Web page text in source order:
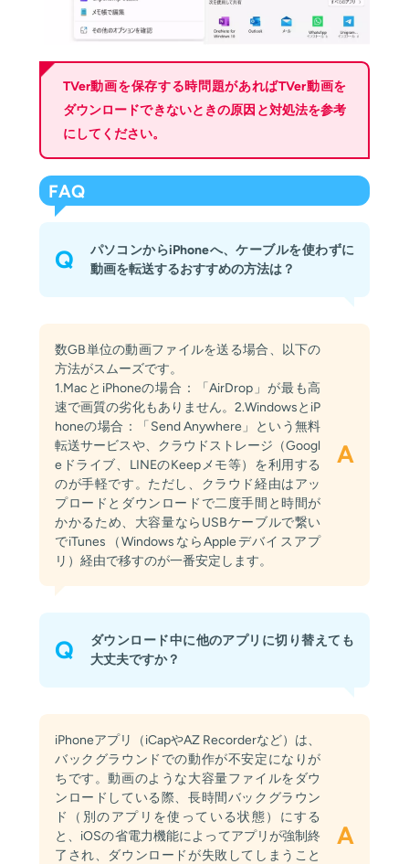
TVer動画を保存する時問題があればTVer動画を
ダウンロードできないときの原因と対処法を参考
にしてください。
FAQ
Q
パソコンからiPhoneへ、ケーブルを使わずに
動画を転送するおすすめの方法は？
数GB単位の動画ファイルを送る場合、以下の
方法がスムーズです。
1.MacとiPhoneの場合：「AirDrop」が最も高
速で画質の劣化もありません。2.WindowsとiP
honeの場合：「Send Anywhere」という無料
転送サービスや、クラウドストレージ（Googl
eドライブ、LINEのKeepメモ等）を利用する
のが手軽です。ただし、クラウド経由はアッ
プロードとダウンロードで二度手間と時間が
かかるため、大容量ならUSBケーブルで繋い
でiTunes（WindowsならAppleデバイスアプ
リ）経由で移すのが一番安定します。
A
Q
ダウンロード中に他のアプリに切り替えても
大丈夫ですか？
iPhoneアプリ（iCapやAZ Recorderなど）は、
バックグラウンドでの動作が不安定になりが
ちです。動画のような大容量ファイルをダウ
ンロードしている際、長時間バックグラウン
ド（別のアプリを使っている状態）にする
と、iOSの省電力機能によってアプリが強制終
了され、ダウンロードが失敗してしまうこと
A